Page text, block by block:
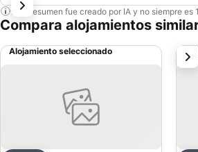
Este resumen fue creado por IA y no siempre es
Compara alojamientos
Alojamiento seleccionado